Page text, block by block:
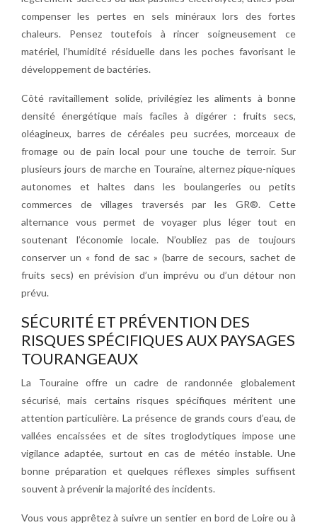
compenser les pertes en sels minéraux lors des fortes
chaleurs. Pensez toutefois à rincer soigneusement ce
matériel, l’humidité résiduelle dans les poches favorisant le
développement de bactéries.
Côté ravitaillement solide, privilégiez les aliments à bonne
densité énergétique mais faciles à digérer : fruits secs,
oléagineux, barres de céréales peu sucrées, morceaux de
fromage ou de pain local pour une touche de terroir. Sur
plusieurs jours de marche en Touraine, alternez pique-niques
autonomes et haltes dans les boulangeries ou petits
commerces de villages traversés par les GR®. Cette
alternance vous permet de voyager plus léger tout en
soutenant l’économie locale. N’oubliez pas de toujours
conserver un « fond de sac » (barre de secours, sachet de
fruits secs) en prévision d’un imprévu ou d’un détour non
prévu.
SÉCURITÉ ET PRÉVENTION DES
RISQUES SPÉCIFIQUES AUX PAYSAGES
TOURANGEAUX
La Touraine offre un cadre de randonnée globalement
sécurisé, mais certains risques spécifiques méritent une
attention particulière. La présence de grands cours d’eau, de
vallées encaissées et de sites troglodytiques impose une
vigilance adaptée, surtout en cas de météo instable. Une
bonne préparation et quelques réflexes simples suffisent
souvent à prévenir la majorité des incidents.
Vous vous apprêtez à suivre un sentier en bord de Loire ou à